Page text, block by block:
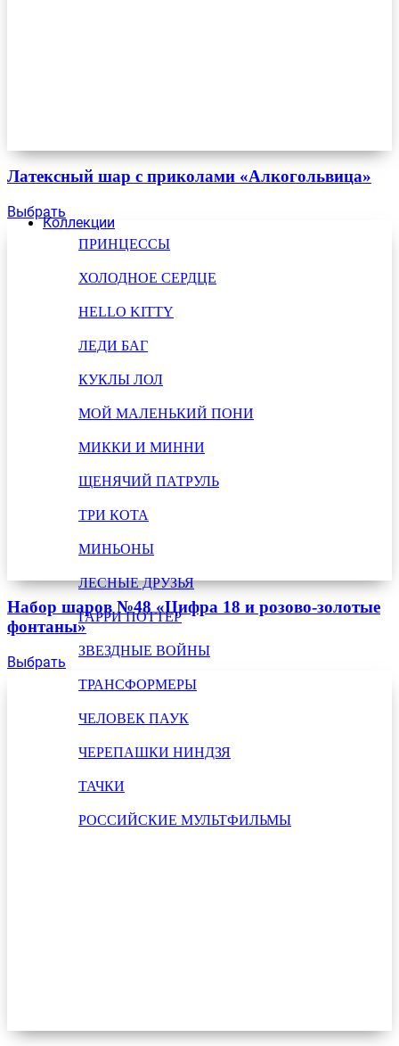
Коллекции
ПРИНЦЕССЫ
ХОЛОДНОЕ СЕРДЦЕ
HELLO KITTY
ЛЕДИ БАГ
КУКЛЫ ЛОЛ
МОЙ МАЛЕНЬКИЙ ПОНИ
МИККИ И МИННИ
ЩЕНЯЧИЙ ПАТРУЛЬ
ТРИ КОТА
МИНЬОНЫ
ЛЕСНЫЕ ДРУЗЬЯ
ГАРРИ ПОТТЕР
ЗВЕЗДНЫЕ ВОЙНЫ
ТРАНСФОРМЕРЫ
ЧЕЛОВЕК ПАУК
ЧЕРЕПАШКИ НИНДЗЯ
ТАЧКИ
РОССИЙСКИЕ МУЛЬТФИЛЬМЫ
Латексный шар с приколами «Алкогольвица»
Выбрать
Набор шаров №48 «Цифра 18 и розово-золотые
фонтаны»
Выбрать